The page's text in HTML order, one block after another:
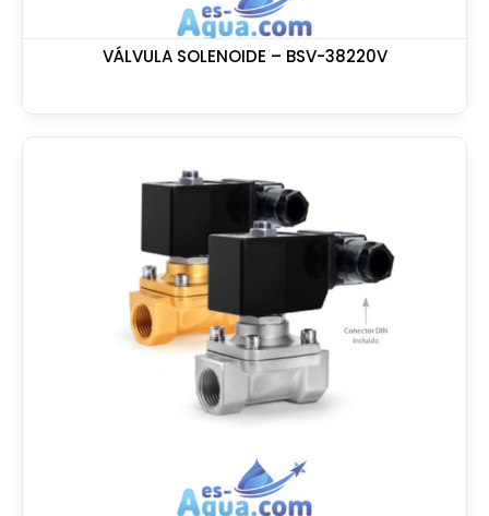
VÁLVULA SOLENOIDE – BSV-38220V